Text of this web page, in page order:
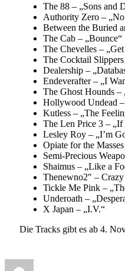
The 88 – „Sons and
Authority Zero – „No
Between the Buried
The Cab – „Bounce“
The Chevelles –
The Cocktail
Dealership –
Endeverafter – „I
The Ghost Hounds –
Hollywood Undead
Kutless – „The
The Len Price 3 –
Lesley Roy – „I’m
Opiate for the
Semi-Precious
Shaimus – „Like a
Thenewno2″ – Crazy
Tickle Me Pink –
Underoath –
X Japan – „I.V.“
Die Tracks gibt es ab 4.